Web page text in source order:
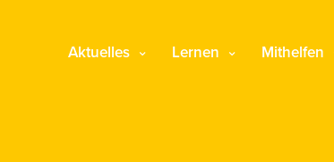
Aktuelles Lernen Mithelfen